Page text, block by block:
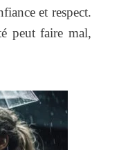
et respect.
peut faire mal,